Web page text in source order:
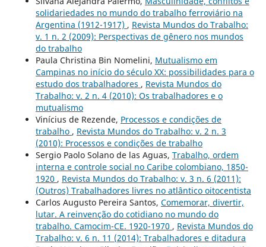
solidariedades no mundo do trabalho ferroviário na
Argentina (1912-1917) , Revista Mundos do Trabalho:
v. 1 n. 2 (2009): Perspectivas de gênero nos mundos
do trabalho
Paula Christina Bin Nomelini, Mutualismo em
Campinas no início do século XX: possibilidades para o
estudo dos trabalhadores , Revista Mundos do
Trabalho: v. 2 n. 4 (2010): Os trabalhadores e o
mutualismo
Vinícius de Rezende, Processos e condições de
trabalho , Revista Mundos do Trabalho: v. 2 n. 3
(2010): Processos e condições de trabalho
Sergio Paolo Solano de las Aguas, Trabalho, ordem
interna e controle social no Caribe colombiano, 1850-
1920 , Revista Mundos do Trabalho: v. 3 n. 6 (2011):
(Outros) Trabalhadores livres no atlântico oitocentista
Carlos Augusto Pereira Santos, Comemorar, divertir,
lutar. A reinvenção do cotidiano no mundo do
trabalho. Camocim-CE. 1920-1970 , Revista Mundos do
Trabalho: v. 6 n. 11 (2014): Trabalhadores e ditadura